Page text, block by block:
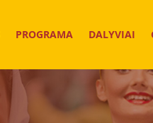
PROGRAMA DALYVIAI